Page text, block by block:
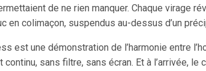
de ne rien manquer. Chaque virage
en colimaçon, suspendus au-dessus d’un
est une démonstration de l’harmonie entre
continu, sans filtre, sans écran. Et à l’arrivée,